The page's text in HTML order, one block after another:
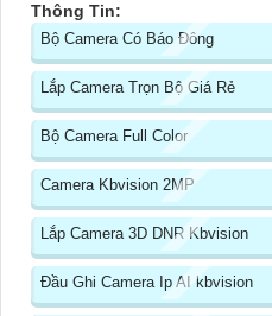
Thông Tin:
Bộ Camera Có Báo Đông
Lắp Camera Trọn Bộ Giá Rẻ
Bộ Camera Full Color
Camera Kbvision 2MP
Lắp Camera 3D DNR Kbvision
Đầu Ghi Camera Ip AI kbvision